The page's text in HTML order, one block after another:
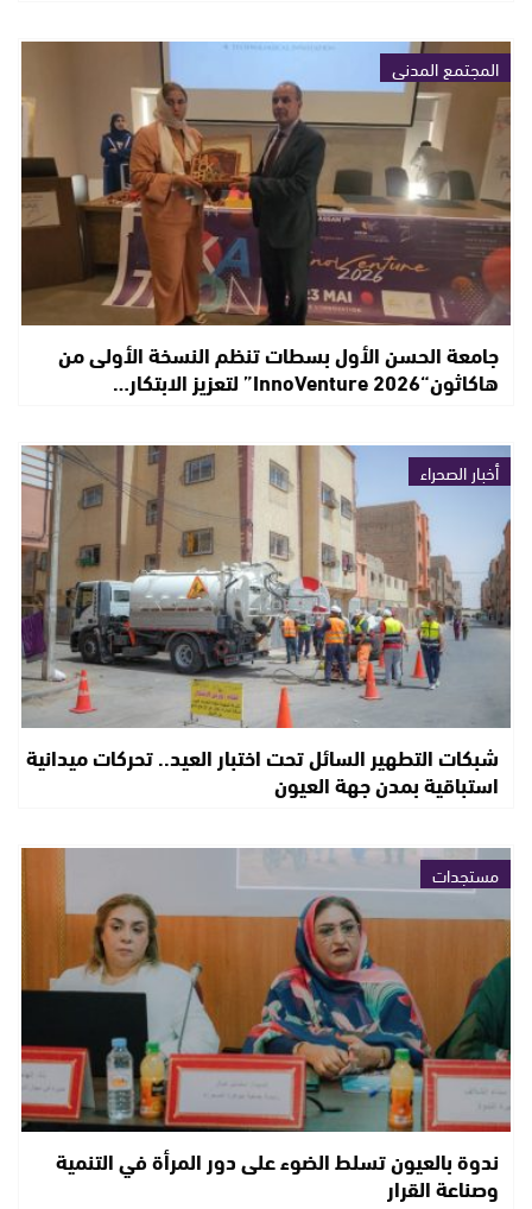
المجتمع المدني
جامعة الحسن الأول بسطات تنظم النسخة الأولى من
هاكاثون“InnoVenture 2026” لتعزيز الابتكار…
أخبار الصحراء
شبكات التطهير السائل تحت اختبار العيد.. تحركات ميدانية
استباقية بمدن جهة العيون
مستجدات
ندوة بالعيون تسلط الضوء على دور المرأة في التنمية
وصناعة القرار